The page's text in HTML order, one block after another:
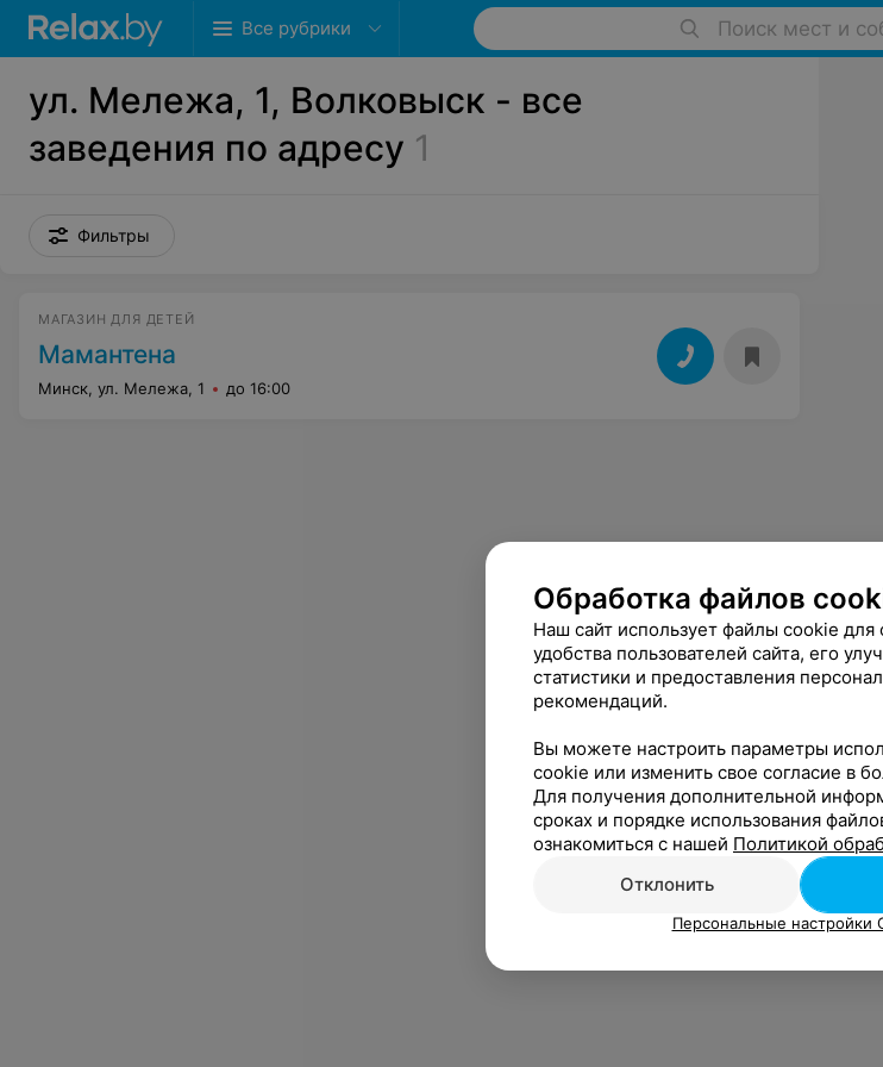
Все рубрики Поиск мест и
ул. Мележа, 1, Волковыск - все
заведения по адресу 1
Фильтры
МАГАЗИН ДЛЯ ДЕТЕЙ
Мамантена
Минск, ул. Мележа, 1 до 16:00
Обработка файлов
Наш сайт использует файлы cookie для
удобства пользователей сайта, его
статистики и предоставления
рекомендаций.
Вы можете настроить параметры
cookie или изменить свое согласие в
Для получения дополнительной
сроках и порядке использования
ознакомиться с нашей Политикой
Отклонить
Персональные настройки